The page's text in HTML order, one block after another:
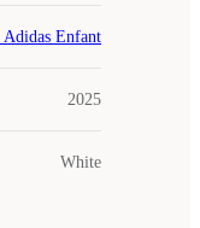
Adidas Enfant
2025
White